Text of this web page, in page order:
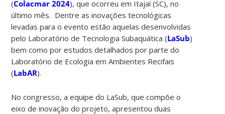
(Colacmar 2024), que ocorreu em Itajaí (SC), no
último mês. Dentre as inovações tecnológicas
levadas para o evento estão aquelas desenvolvidas
pelo Laboratório de Tecnologia Subaquática (LaSub)
bem como por estudos detalhados por parte do
Laboratório de Ecologia em Ambientes Recifais
(LabAR).
No congresso, a equipe do LaSub, que compõe o
eixo de inovação do projeto, apresentou duas